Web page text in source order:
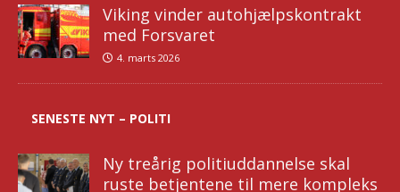
Viking vinder autohjælpskontrakt
med Forsvaret
4. marts 2026
SENESTE NYT – POLITI
Ny treårig politiuddannelse skal
ruste betjentene til mere kompleks